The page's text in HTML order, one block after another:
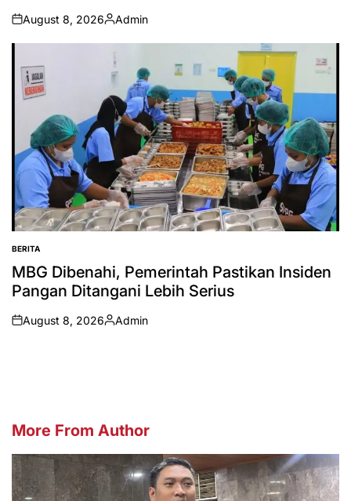
on
August 8, 2026
Posted
by
Admin
POSTED
IN
BERITA
MBG Dibenahi, Pemerintah Pastikan Insiden
Pangan Ditangani Lebih Serius
on
August 8, 2026
Posted
Admin
More From Author